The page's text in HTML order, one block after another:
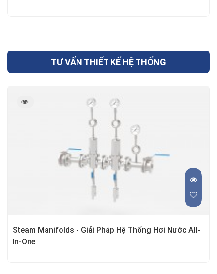
TƯ VẤN THIẾT KẾ HỆ THỐNG
Steam Manifolds - Giải Pháp Hệ Thống Hơi Nước All-
In-One